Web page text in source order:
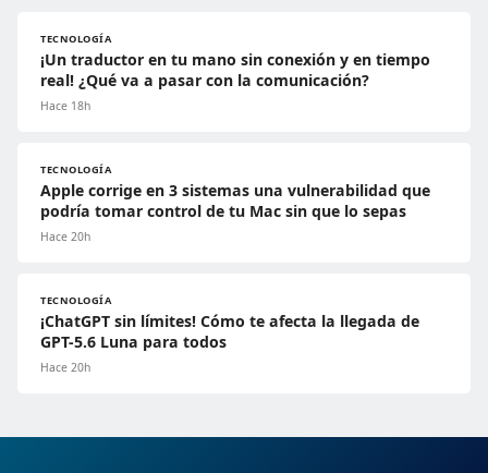
TECNOLOGÍA
¡Un traductor en tu mano sin conexión y en tiempo
real! ¿Qué va a pasar con la comunicación?
Hace 18h
TECNOLOGÍA
Apple corrige en 3 sistemas una vulnerabilidad que
podría tomar control de tu Mac sin que lo sepas
Hace 20h
TECNOLOGÍA
¡ChatGPT sin límites! Cómo te afecta la llegada de
GPT-5.6 Luna para todos
Hace 20h